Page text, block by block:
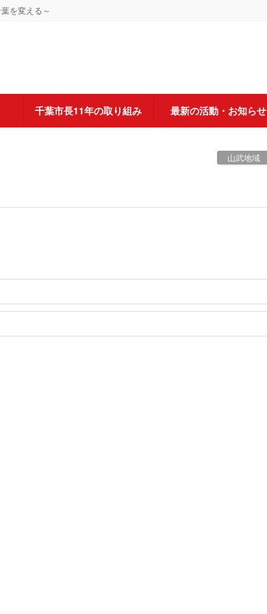
を変える～
千葉市長11年の取り組み 最新の活動・お知らせ
山武地域